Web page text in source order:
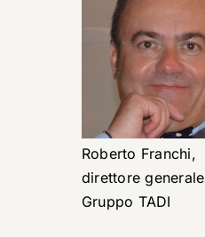
Roberto Franchi,
direttore generale
Gruppo TADI